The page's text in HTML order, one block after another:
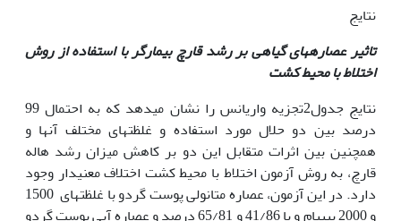
نتایج
تاثیر عصاره­های گیاهی بر رشد قارچ بیمارگر با استفاده از روش
اختلاط با محیط کشت
نتایج جدول2تجزیه واریانس را نشان می­دهد که به احتمال 99
درصد بین دو حلال مورد استفاده و غلظتهای مختلف آن­ها و
همچنین بین اثرات متقابل این دو بر کاهش میزان رشد هاله
قارچ، به روش آزمون اختلاط با محیط کشت اختلاف معنی­دار وجود
دارد. در این آزمون، عصاره متانولی پوست گردو با غلظت­های 1500
و 2000 پی­پی­ام و با 41/86 و 65/81 درصد و عصاره آبی پوست گردو